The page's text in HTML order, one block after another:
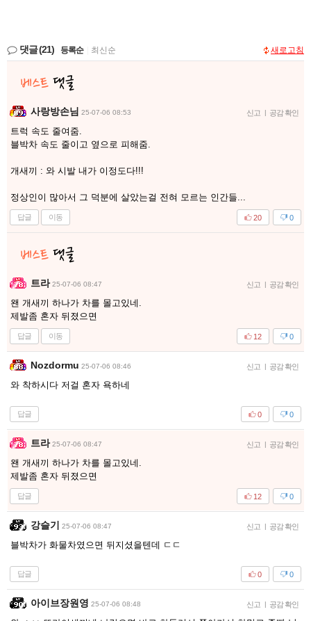
댓글(21) 등록순 최신순 새로고침
사랑방손님 25-07-06 08:53 신고 공감 확인
트럭 속도 줄여줌.
블박차 속도 줄이고 옆으로 피해줌.
개새끼 : 와 시발 내가 이정도다!!!
정상인이 많아서 그 덕분에 살았는걸 전혀 모르는 인간들...
답글 이동 0
20
트라 25-07-06 08:47 신고 공감 확인
왠 개새끼 하나가 차를 몰고있네.
제발좀 혼자 뒤졌으면
답글 이동 0
12
Nozdormu 25-07-06 08:46 신고 공감 확인
와 착하시다 저걸 혼자 욕하네
답글 0
0
트라 25-07-06 08:47 신고 공감 확인
왠 개새끼 하나가 차를 몰고있네.
제발좀 혼자 뒤졌으면
답글 0
12
강슬기 25-07-06 08:47 신고 공감 확인
블박차가 화물차였으면 뒤지셨을텐데 ㄷㄷ
답글 0
0
아이브장원영 25-07-06 08:48 신고 공감 확인